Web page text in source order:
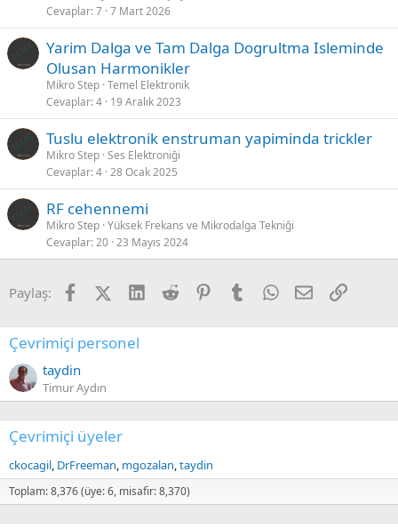
Cevaplar 7 7 Mart 2026
Yarim Dalga ve Tam Dalga Dogrultma Isleminde
Olusan Harmonikler
Mikro Step Temel Elektronik
Cevaplar 4 19 Aralık 2023
Tuslu elektronik enstruman yapiminda trickler
Mikro Step Ses Elektroniği
Cevaplar 4 28 Ocak 2025
RF cehennemi
Mikro Step Yüksek Frekans ve Mikrodalga Tekniği
Cevaplar 20 23 Mayıs 2024
Paylaş: FacebookX (Twitter)
LinkedIn
Reddit PinterestTumblrWhatsApp
E-postaLink
Çevrimiçi personel
taydin
Timur Aydın
Çevrimiçi üyeler
ckocagil DrFreeman mgozalan taydin
Toplam: 8,376 (üye: 6, misafir: 8,370)